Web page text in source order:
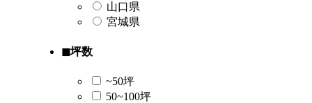
山口県
宮城県
◼︎坪数
~50坪
50~100坪